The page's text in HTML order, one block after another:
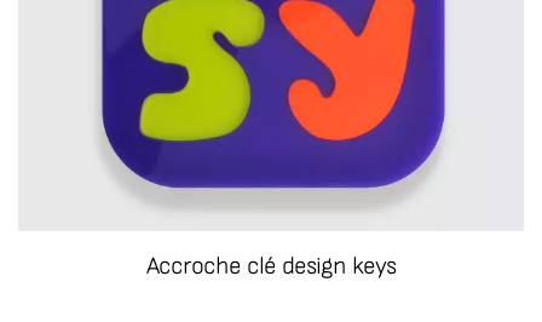
Accroche clé design keys